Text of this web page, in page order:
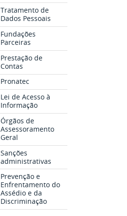
Tratamento de
Dados Pessoais
Fundações
Parceiras
Prestação de
Contas
Pronatec
Lei de Acesso à
Informação
Órgãos de
Assessoramento
Geral
Sanções
administrativas
Prevenção e
Enfrentamento do
Assédio e da
Discriminação